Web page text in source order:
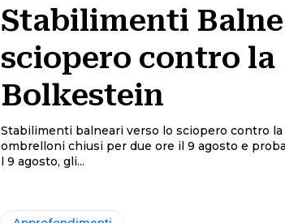
Stabilimenti
sciopero contro la
Bolkestein
Stabilimenti balneari verso lo sciopero contro
ombrelloni chiusi per due ore il 9 agosto e
l 9 agosto, gli...